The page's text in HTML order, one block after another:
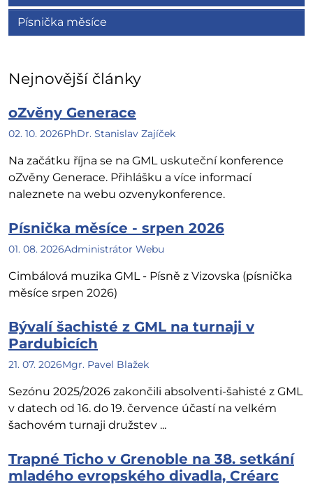
Písnička měsíce
Nejnovější články
oZvěny Generace
02. 10. 2026PhDr. Stanislav Zajíček
Na začátku října se na GML uskuteční konference
oZvěny Generace. Přihlášku a více informací
naleznete na webu ozvenykonference.
Písnička měsíce - srpen 2026
01. 08. 2026Administrátor Webu
Cimbálová muzika GML - Písně z Vizovska (písnička
měsíce srpen 2026)
Bývalí šachisté z GML na turnaji v
Pardubicích
21. 07. 2026Mgr. Pavel Blažek
Sezónu 2025/2026 zakončili absolventi-šahisté z GML
v datech od 16. do 19. července účastí na velkém
šachovém turnaji družstev ...
Trapné Ticho v Grenoble na 38. setkání
mladého evropského divadla, Créarc